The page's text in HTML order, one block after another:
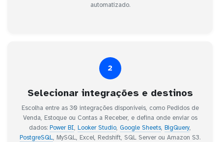
automatizado.
2
Selecionar integrações e destinos
Escolha entre as 30 integrações disponíveis, como Pedidos de
Venda, Estoque ou Contas a Receber, e defina onde enviar os
dados: Power BI, Looker Studio, Google Sheets, BigQuery,
PostgreSQL, MySQL, Excel, Redshift, SQL Server ou Amazon S3.